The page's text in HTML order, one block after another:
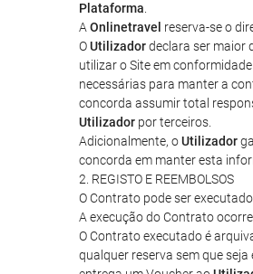
Plataforma
A Onlinetravel reserva-se o
OUtilizadordeclara ser maior
utilizar o Site em
necessárias para manter a
concorda assumir total
Utilizador por terceiros.
Adicionalmente, oUtilizador
concorda em manter esta
2. REGISTO E REEMBOLSOS
O Contrato pode ser
A execução do Contrato
O Contrato executado é
qualquer reserva sem que